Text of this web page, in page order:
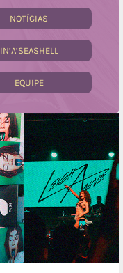
NOTÍCIAS
IN’A’SEASHELL
EQUIPE